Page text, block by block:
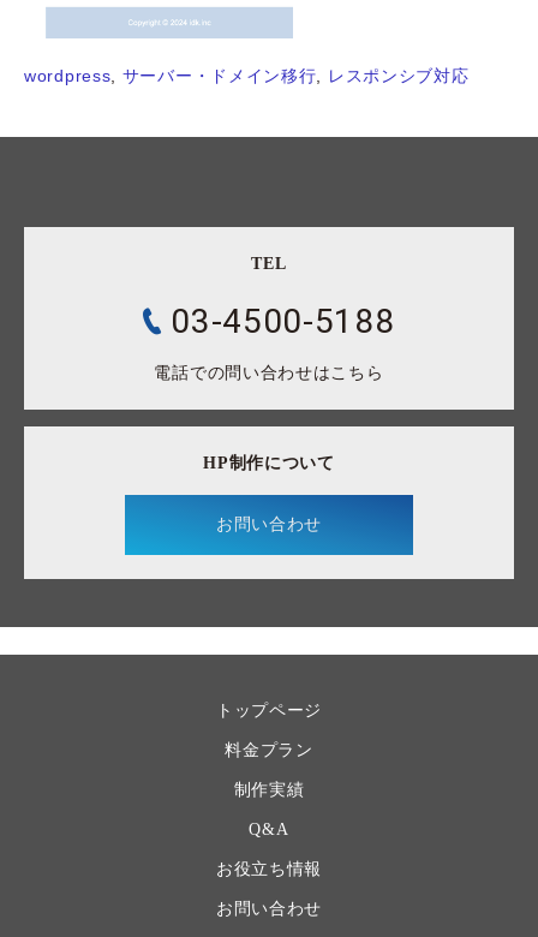
wordpress サーバー・ドメイン移行 レスポンシブ対応
HP制作について
お問い合わせ
TEL
03-4500-5188
電話での問い合わせはこちら
トップページ
料金プラン
制作実績
Q&A
お役立ち情報
お問い合わせ